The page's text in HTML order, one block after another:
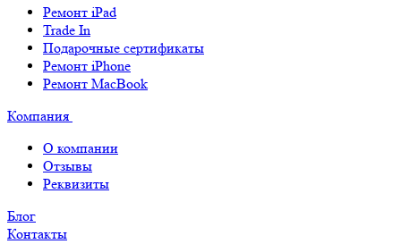
Ремонт iPad
Trade In
Подарочные сертификаты
Ремонт iPhone
Ремонт MacBook
Компания
О компании
Отзывы
Реквизиты
Блог
Контакты